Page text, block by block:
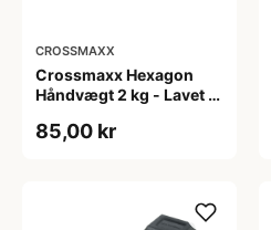
CROSSMAXX
Crossmaxx Hexagon
Håndvægt 2 kg - Lavet i
gummi - Riflet håndtag
85,00 kr